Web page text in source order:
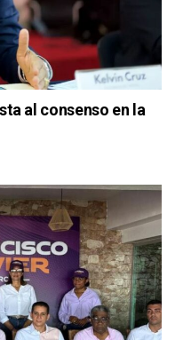
al consenso en la